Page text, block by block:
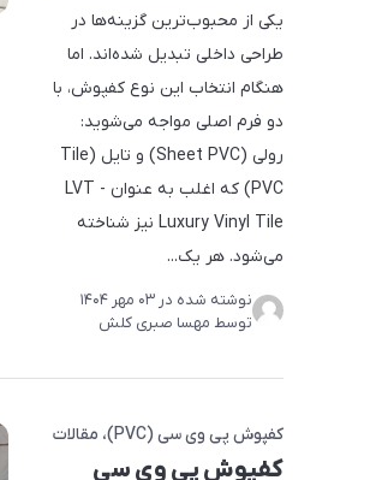
یکی از محبوب‌ترین گزینه‌ها در
طراحی داخلی تبدیل شده‌اند. اما
هنگام انتخاب این نوع کفپوش، با
دو فرم اصلی مواجه می‌شوید:
رولی (Sheet PVC) و تایل (Tile
PVC) که اغلب به عنوان LVT -
Luxury Vinyl Tile نیز شناخته
می‌شود. هر یک...
نوشته شده در03 مهر 1404
توسط مهسا صبری کلش
کفپوش پی وی سی (PVC) مقالات
کفپوش پی وی سی